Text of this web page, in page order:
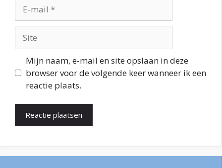
mail
Mijn naam, e-mail en site opslaan in deze
browser voor de volgende keer wanneer ik een
reactie plaats.